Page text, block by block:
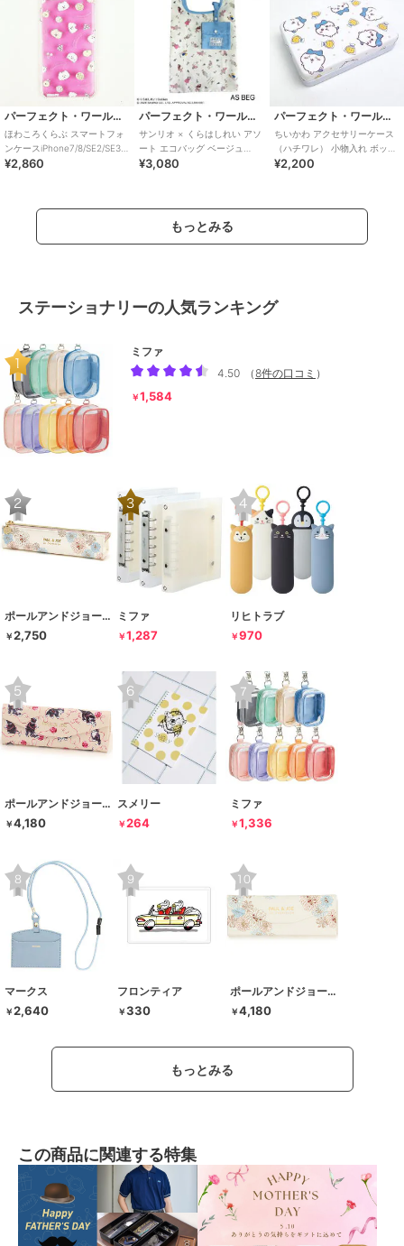
パーフェクト・ワールド・トーキョー
ほわころくらぶ スマートフォ
ンケースiPhone7/8/SE2/SE3
フルーツ スマホ カバー
¥2,860
パーフェクト・ワールド・トーキョー
サンリオ × くらはしれい アソ
ート エコバッグ ベージュ
Sanrio
¥3,080
パーフェクト・ワールド・トーキョー
ちいかわ アクセサリーケース
（ハチワレ） 小物入れ ボック
ス ギフト
¥2,200
もっとみる
ステーショナリーの人気ランキング
ミファ
4.50
（8件の口コミ ）
￥1,584
ポールアンドジョー ラ･パペトリー
￥2,750
ミファ
￥1,287
リヒトラブ
￥970
ポールアンドジョー ラ･パペトリー
￥4,180
スメリー
￥264
ミファ
￥1,336
マークス
￥2,640
フロンティア
￥330
ポールアンドジョー ラ･パペトリー
￥4,180
もっとみる
この商品に関連する特集